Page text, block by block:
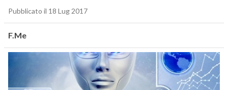
Pubblicato il 18 Lug 2017
F.Me